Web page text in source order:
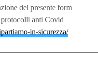
del presente form
anti Covid
in-sicurezza/